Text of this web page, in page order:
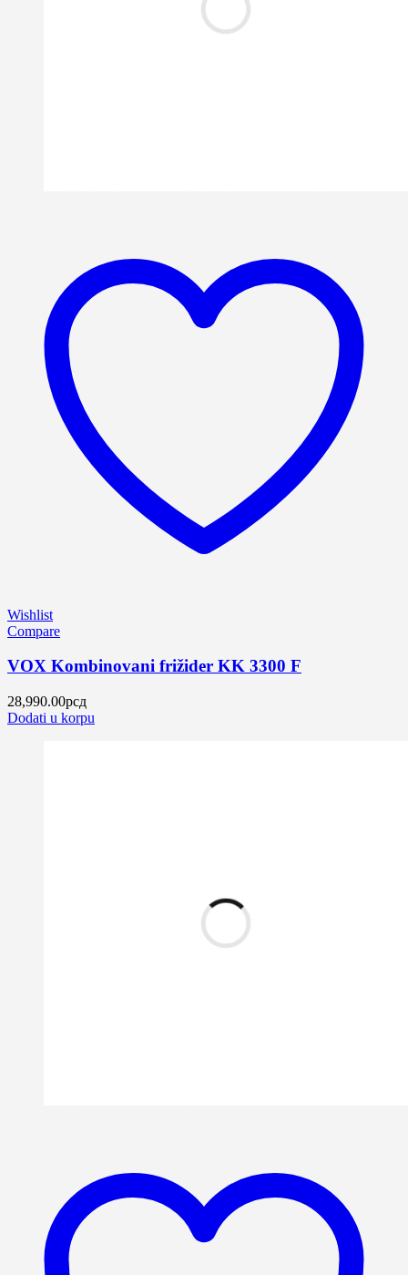
Wishlist
Compare
VOX Kombinovani frižider KK 3300 F
28,990.00рсд
Dodati u korpu